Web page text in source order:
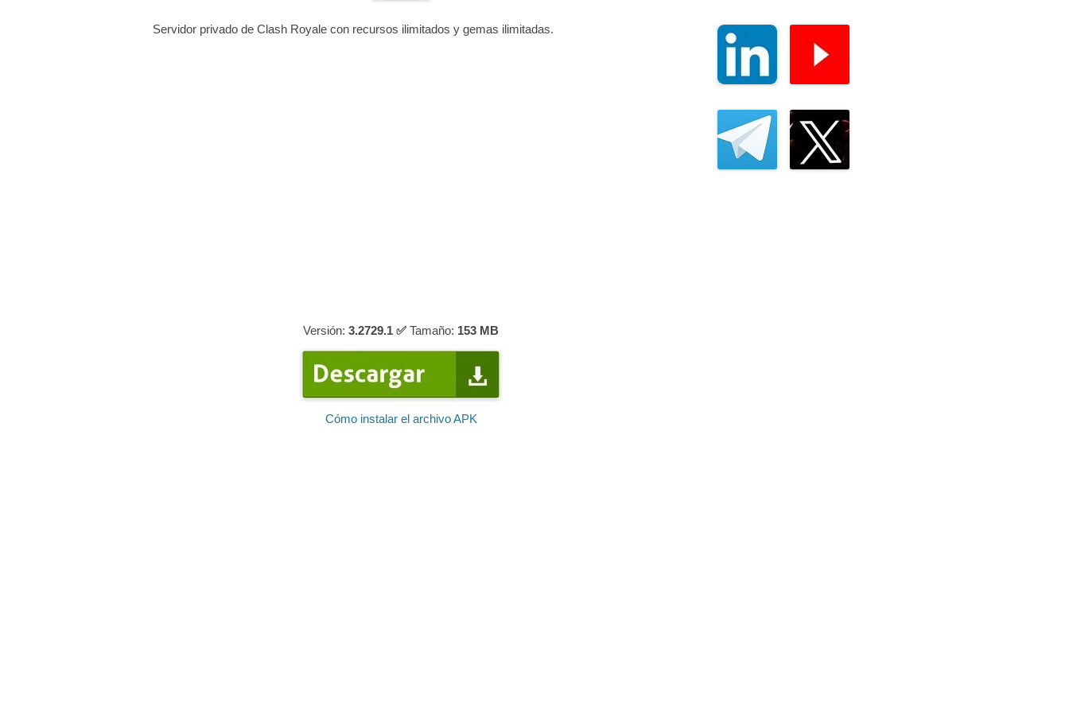
Servidor privado de Clash Royale con recursos ilimitados y gemas ilimitadas.
Versión: 3.2729.1 ✅Tamaño: 153 MB
Cómo instalar el archivo APK